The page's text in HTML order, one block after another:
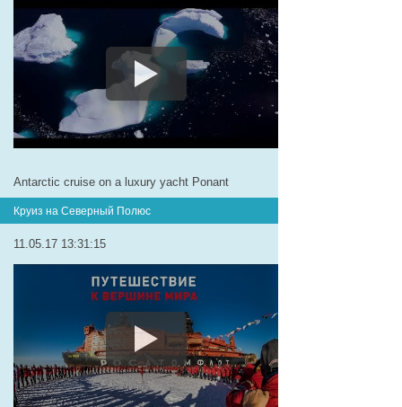
Antarctic cruise on a luxury yacht Ponant
Круиз на Северный Полюс
11.05.17 13:31:15